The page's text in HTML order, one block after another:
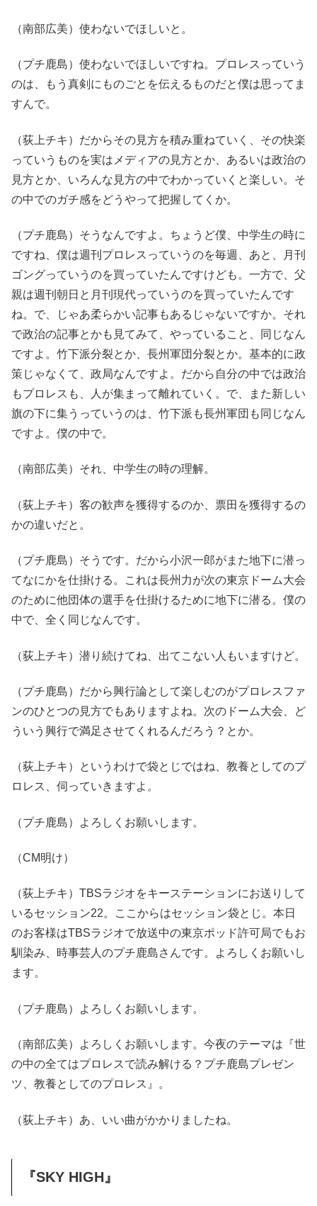
（南部広美）使わないでほしいと。
（プチ鹿島）使わないでほしいですね。プロレスっていう
のは、もう真剣にものごとを伝えるものだと僕は思ってま
すんで。
（荻上チキ）だからその見方を積み重ねていく、その快楽
っていうものを実はメディアの見方とか、あるいは政治の
見方とか、いろんな見方の中でわかっていくと楽しい。そ
の中でのガチ感をどうやって把握してくか。
（プチ鹿島）そうなんですよ。ちょうど僕、中学生の時に
ですね、僕は週刊プロレスっていうのを毎週、あと、月刊
ゴングっていうのを買っていたんですけども。一方で、父
親は週刊朝日と月刊現代っていうのを買っていたんです
ね。で、じゃあ柔らかい記事もあるじゃないですか。それ
で政治の記事とかも見てみて、やっていること、同じなん
ですよ。竹下派分裂とか、長州軍団分裂とか。基本的に政
策じゃなくて、政局なんですよ。だから自分の中では政治
もプロレスも、人が集まって離れていく。で、また新しい
旗の下に集うっていうのは、竹下派も長州軍団も同じなん
ですよ。僕の中で。
（南部広美）それ、中学生の時の理解。
（荻上チキ）客の歓声を獲得するのか、票田を獲得するの
かの違いだと。
（プチ鹿島）そうです。だから小沢一郎がまた地下に潜っ
てなにかを仕掛ける。これは長州力が次の東京ドーム大会
のために他団体の選手を仕掛けるために地下に潜る。僕の
中で、全く同じなんです。
（荻上チキ）潜り続けてね、出てこない人もいますけど。
（プチ鹿島）だから興行論として楽しむのがプロレスファ
ンのひとつの見方でもありますよね。次のドーム大会、ど
ういう興行で満足させてくれるんだろう？とか。
（荻上チキ）というわけで袋とじではね、教養としてのプ
ロレス、伺っていきますよ。
（プチ鹿島）よろしくお願いします。
（CM明け）
（荻上チキ）TBSラジオをキーステーションにお送りして
いるセッション22。ここからはセッション袋とじ。本日
のお客様はTBSラジオで放送中の東京ポッド許可局でもお
馴染み、時事芸人のプチ鹿島さんです。よろしくお願いし
ます。
（プチ鹿島）よろしくお願いします。
（南部広美）よろしくお願いします。今夜のテーマは『世
の中の全てはプロレスで読み解ける？プチ鹿島プレゼン
ツ、教養としてのプロレス』。
（荻上チキ）あ、いい曲がかかりましたね。
『SKY HIGH』